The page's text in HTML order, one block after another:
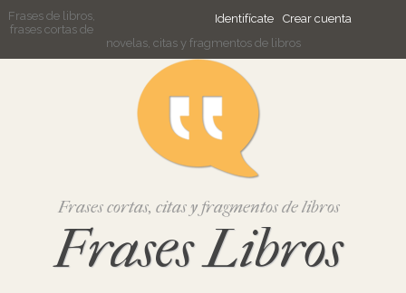
Identifícate Crear cuenta
Frases de libros,
frases cortas de
novelas, citas y fragmentos de libros
Frases cortas, citas y fragmentos de libros
Frases Libros